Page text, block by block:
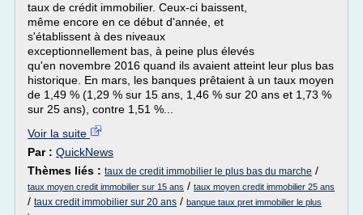
taux de crédit immobilier. Ceux-ci baissent,
même encore en ce début d'année, et
s'établissent à des niveaux
exceptionnellement bas, à peine plus élevés
qu'en novembre 2016 quand ils avaient atteint leur plus bas
historique. En mars, les banques prêtaient à un taux moyen
de 1,49 % (1,29 % sur 15 ans, 1,46 % sur 20 ans et 1,73 %
sur 25 ans), contre 1,51 %...
Voir la suite
Par : QuickNews
Thèmes liés : taux de credit immobilier le plus bas du marche /
taux moyen credit immobilier sur 15 ans / taux moyen credit immobilier 25 ans
/ taux credit immobilier sur 20 ans / banque taux pret immobilier le plus